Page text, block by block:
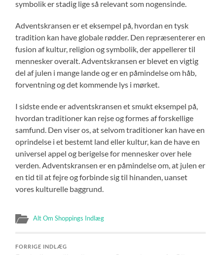
symbolik er stadig lige så relevant som nogensinde.
Adventskransen er et eksempel på, hvordan en tysk
tradition kan have globale rødder. Den repræsenterer en
fusion af kultur, religion og symbolik, der appellerer til
mennesker overalt. Adventskransen er blevet en vigtig
del af julen i mange lande og er en påmindelse om håb,
forventning og det kommende lys i mørket.
I sidste ende er adventskransen et smukt eksempel på,
hvordan traditioner kan rejse og formes af forskellige
samfund. Den viser os, at selvom traditioner kan have en
oprindelse i et bestemt land eller kultur, kan de have en
universel appel og berigelse for mennesker over hele
verden. Adventskransen er en påmindelse om, at julen er
en tid til at fejre og forbinde sig til hinanden, uanset
vores kulturelle baggrund.
Alt Om Shoppings Indlæg
FORRIGE INDLÆG